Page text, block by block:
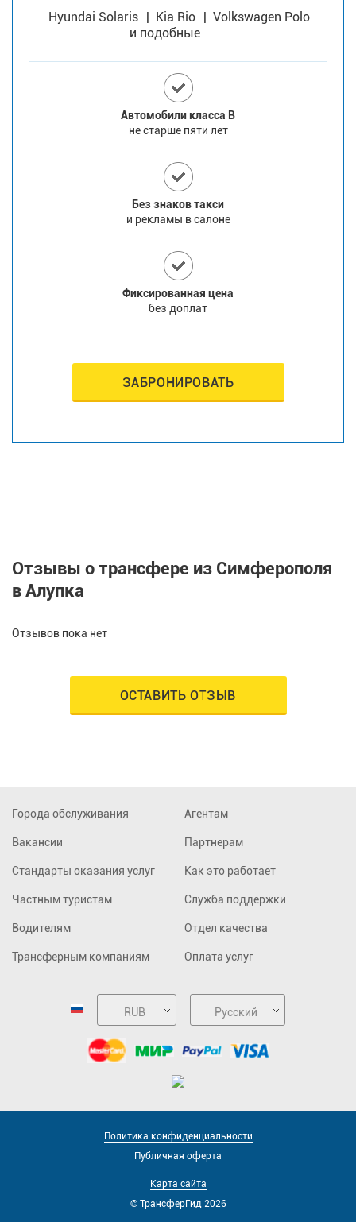
Hyundai Solaris Kia Rio
Volkswagen Polo
и подобные
Автомобили класса В
не старше пяти лет
Без знаков такси
и рекламы в салоне
Фиксированная цена
без доплат
ЗАБРОНИРОВАТЬ
Отзывы о трансфере из Симферополя
в Алупка
Отзывов пока нет
ОСТАВИТЬ ОТЗЫВ
Города обслуживания
Вакансии
Стандарты оказания услуг
Частным туристам
Водителям
Трансферным компаниям
Агентам
Партнерам
Как это работает
Служба поддержки
Отдел качества
Оплата услуг
RUB Русский
Политика конфиденциальности
Публичная оферта
Карта сайта
© ТрансферГид 2026